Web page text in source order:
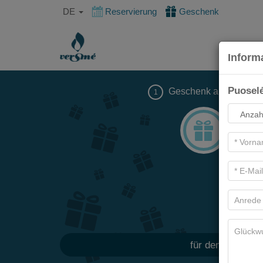
DE Reservierung Geschenk
1 Geschenk auswählen
Es
für den Betrag